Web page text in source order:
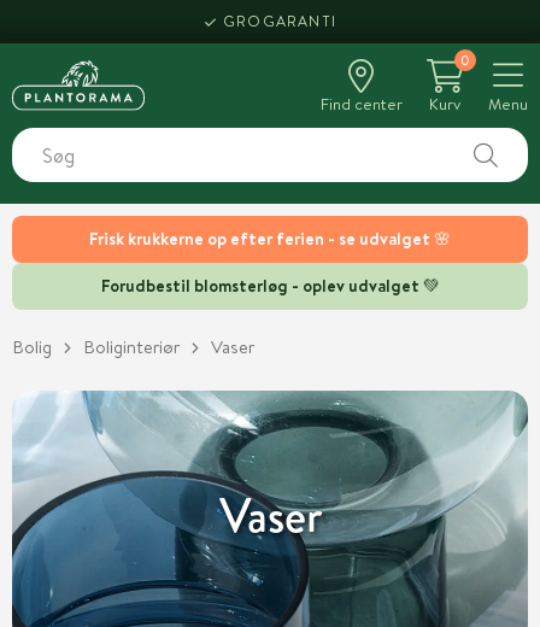
Frisk krukkerne op efter ferien - se udvalget 🌸
Forudbestil blomsterløg - oplev udvalget 💚
HENT SAMME DAG
Find center
0
Kurv
Menu
Bolig Boliginteriør Vaser
Vaser